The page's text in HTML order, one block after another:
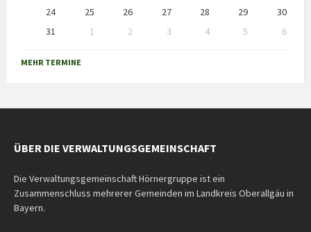
24
25 26 27 28 29
30
31
1 2 3 4 5
6
to
calendar
MEHR TERMINE
ÜBER DIE VERWALTUNGSGEMEINSCHAFT
Die Verwaltungsgemeinschaft Hörnergruppe ist ein
Zusammenschluss mehrerer Gemeinden im Landkreis Oberallgäu in
Bayern.